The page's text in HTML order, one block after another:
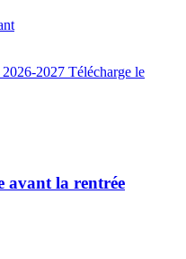
2027 Télécharge le
avant la rentrée